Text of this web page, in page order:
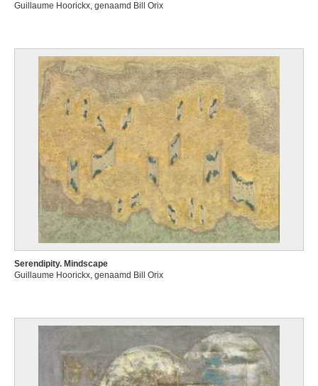
Guillaume Hoorickx, genaamd Bill Orix
Serendipity. Mindscape
Guillaume Hoorickx, genaamd Bill Orix